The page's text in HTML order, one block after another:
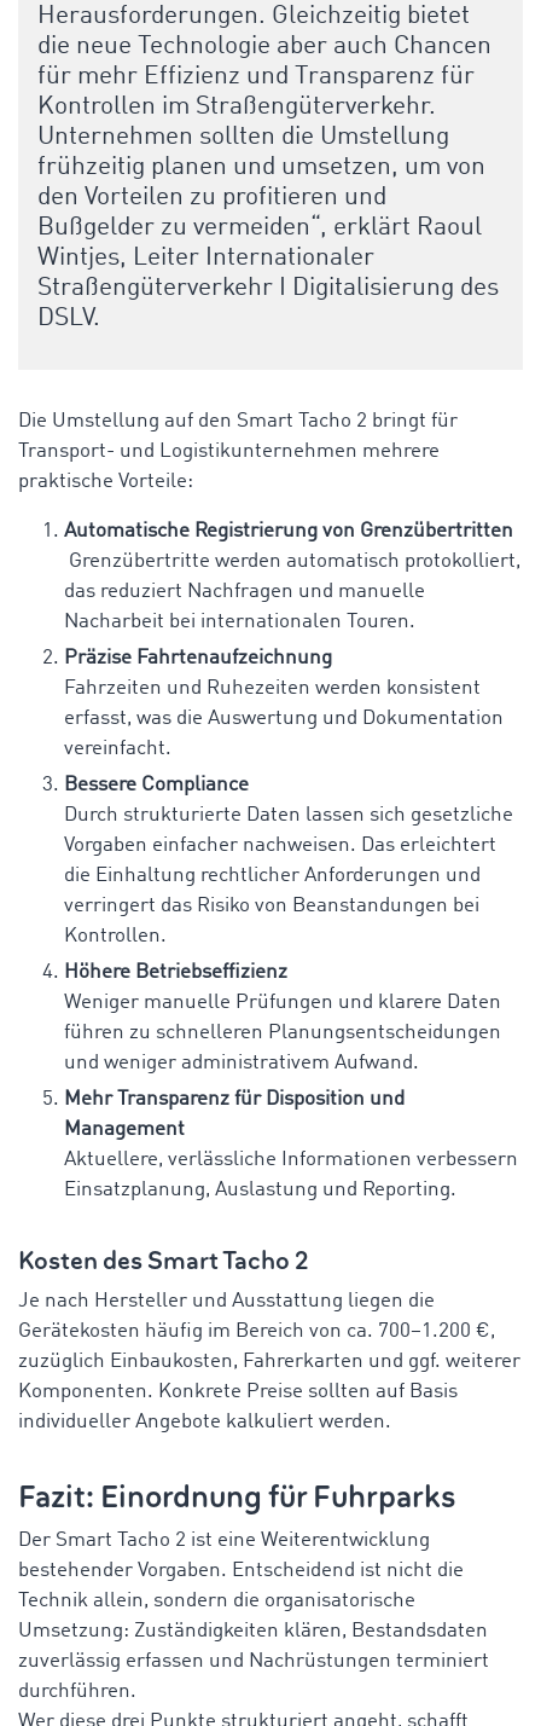
Herausforderungen. Gleichzeitig bietet
die neue Technologie aber auch Chancen
für mehr Effizienz und Transparenz für
Kontrollen im Straßengüterverkehr.
Unternehmen sollten die Umstellung
frühzeitig planen und umsetzen, um von
den Vorteilen zu profitieren und
Bußgelder zu vermeiden“, erklärt Raoul
Wintjes, Leiter Internationaler
Straßengüterverkehr I Digitalisierung des
DSLV.
Die Umstellung auf den Smart Tacho 2 bringt für
Transport- und Logistikunternehmen mehrere
praktische Vorteile:
Automatische Registrierung von Grenzübertritten
Grenzübertritte werden automatisch protokolliert,
das reduziert Nachfragen und manuelle
Nacharbeit bei internationalen Touren.
Präzise Fahrtenaufzeichnung
Fahrzeiten und Ruhezeiten werden konsistent
erfasst, was die Auswertung und Dokumentation
vereinfacht.
Bessere Compliance
Durch strukturierte Daten lassen sich gesetzliche
Vorgaben einfacher nachweisen. Das erleichtert
die Einhaltung rechtlicher Anforderungen und
verringert das Risiko von Beanstandungen bei
Kontrollen.
Höhere Betriebseffizienz
Weniger manuelle Prüfungen und klarere Daten
führen zu schnelleren Planungsentscheidungen
und weniger administrativem Aufwand.
Mehr Transparenz für Disposition und
Management
Aktuellere, verlässliche Informationen verbessern
Einsatzplanung, Auslastung und Reporting.
Kosten des Smart Tacho 2
Je nach Hersteller und Ausstattung liegen die
Gerätekosten häufig im Bereich von ca. 700–1.200 €,
zuzüglich Einbaukosten, Fahrerkarten und ggf. weiterer
Komponenten. Konkrete Preise sollten auf Basis
individueller Angebote kalkuliert werden.
Fazit: Einordnung für Fuhrparks
Der Smart Tacho 2 ist eine Weiterentwicklung
bestehender Vorgaben. Entscheidend ist nicht die
Technik allein, sondern die organisatorische
Umsetzung: Zuständigkeiten klären, Bestandsdaten
zuverlässig erfassen und Nachrüstungen terminiert
durchführen.
Wer diese drei Punkte strukturiert angeht, schafft